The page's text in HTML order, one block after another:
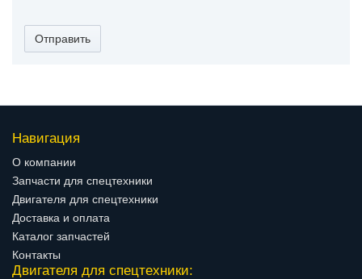
Отправить
Навигация
О компании
Запчасти для спецтехники
Двигателя для спецтехники
Доставка и оплата
Каталог запчастей
Контакты
Двигателя для спецтехники: